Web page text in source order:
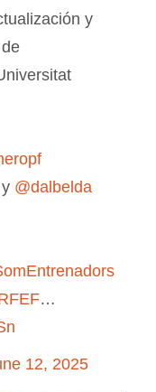
y
@dalbelda
…
12, 2025